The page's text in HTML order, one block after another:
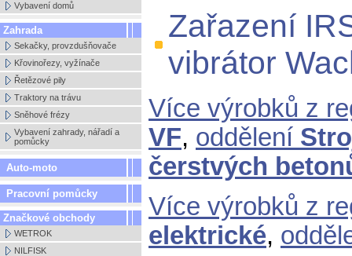
Vybavení domů
Zahrada
Sekačky, provzdušňovače
Křovinořezy, vyžínače
Řetězové pily
Traktory na trávu
Sněhové frézy
Vybavení zahrady, nářadí a
pomůcky
Auto-moto
Pracovní pomůcky
Značkové obchody
WETROK
NILFISK
Zařazení
vibrátor
Více výrobků z
VF, oddělení
čerstvých
Více výrobků z
elektrické,